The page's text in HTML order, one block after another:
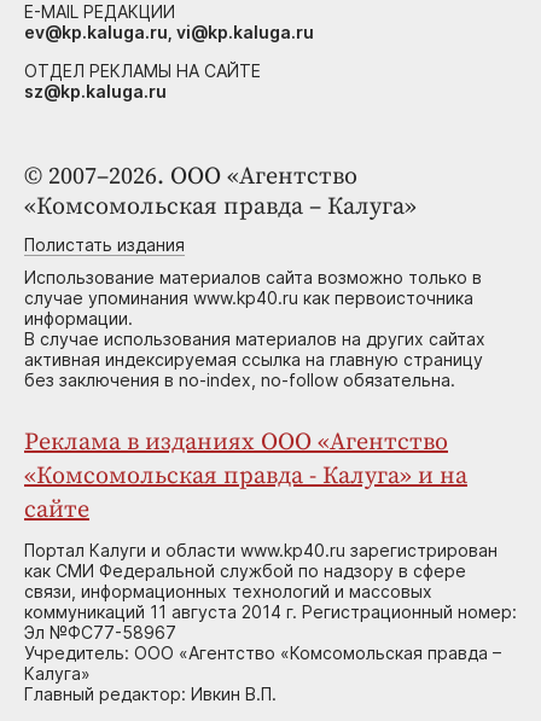
© 2007–2026. ООО «Агентство
«Комсомольская правда – Калуга»
Полистать издания
Использование материалов сайта возможно только в
случае упоминания www.kp40.ru как первоисточника
информации.
В случае использования материалов на других сайтах
активная индексируемая ссылка на главную страницу
без заключения в no-index, no-follow обязательна.
Реклама в изданиях ООО «Агентство
«Комсомольская правда - Калуга» и на
сайте
Портал Калуги и области www.kp40.ru зарегистрирован
как СМИ Федеральной службой по надзору в сфере
связи, информационных технологий и массовых
коммуникаций 11 августа 2014 г. Регистрационный номер:
Эл №ФС77-58967
Учредитель: ООО «Агентство «Комсомольская правда –
Калуга»
Главный редактор: Ивкин В.П.
E-MAIL РЕДАКЦИИ
ev@kp.kaluga.ru, vi@kp.kaluga.ru
ОТДЕЛ РЕКЛАМЫ НА САЙТЕ
sz@kp.kaluga.ru